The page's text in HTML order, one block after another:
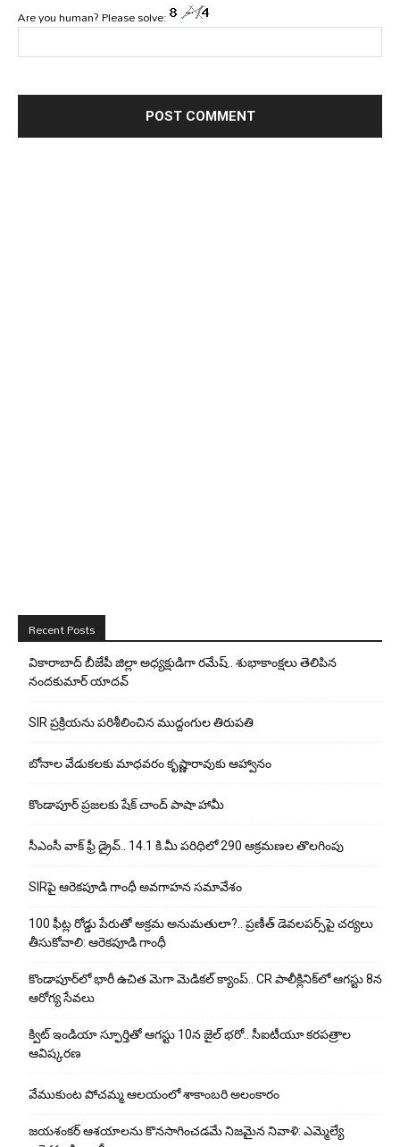
Are you human? Please solve:
Recent Posts
వికారాబాద్ బీజేపీ జిల్లా అధ్యక్షుడిగా రమేష్‌.. శుభాకాంక్షలు తెలిపిన
నందకుమార్ యాదవ్
SIR ప్రక్రియను పరిశీలించిన ముద్దంగుల తిరుపతి
బోనాల వేడుకలకు మాధవరం కృష్ణారావుకు ఆహ్వానం
కొండాపూర్ ప్రజలకు షేక్ చాంద్ పాషా హామీ
సీఎంసీ వాక్ ఫ్రీ డ్రైవ్.. 14.1 కి.మీ పరిధిలో 290 ఆక్రమణల తొలగింపు
SIRపై ఆరెకపూడి గాంధీ అవగాహన సమావేశం
100 ఫీట్ల రోడ్డు పేరుతో అక్రమ అనుమతులా?.. ప్రణీత్ డెవలపర్స్‌పై చర్యలు
తీసుకోవాలి: ఆరెకపూడి గాంధీ
కొండాపూర్‌లో భారీ ఉచిత మెగా మెడికల్ క్యాంప్.. CR పాలీక్లినిక్‌లో ఆగస్టు 8న
ఆరోగ్య సేవలు
క్విట్ ఇండియా స్ఫూర్తితో ఆగస్టు 10న జైల్ భరో.. సీఐటీయూ కరపత్రాల
ఆవిష్కరణ
వేముకుంట పోచమ్మ ఆలయంలో శాకాంబరి అలంకారం
జయశంకర్ ఆశయాలను కొనసాగించడమే నిజమైన నివాళి: ఎమ్మెల్యే